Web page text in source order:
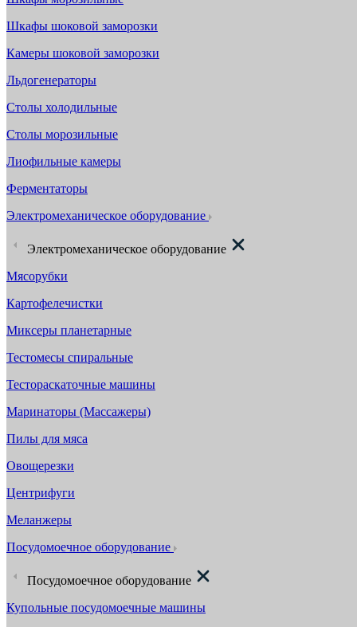
Шкафы шоковой заморозки
Камеры шоковой заморозки
Льдогенераторы
Столы холодильные
Столы морозильные
Лиофильные камеры
Ферментаторы
Электромеханическое оборудование
Электромеханическое оборудование
Мясорубки
Картофелечистки
Миксеры планетарные
Тестомесы спиральные
Тестораскаточные машины
Маринаторы (Массажеры)
Пилы для мяса
Овощерезки
Центрифуги
Меланжеры
Посудомоечное оборудование
Посудомоечное оборудование
Купольные посудомоечные машины